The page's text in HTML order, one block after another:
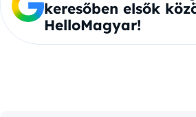
keresőben elsők
HelloMagyar!